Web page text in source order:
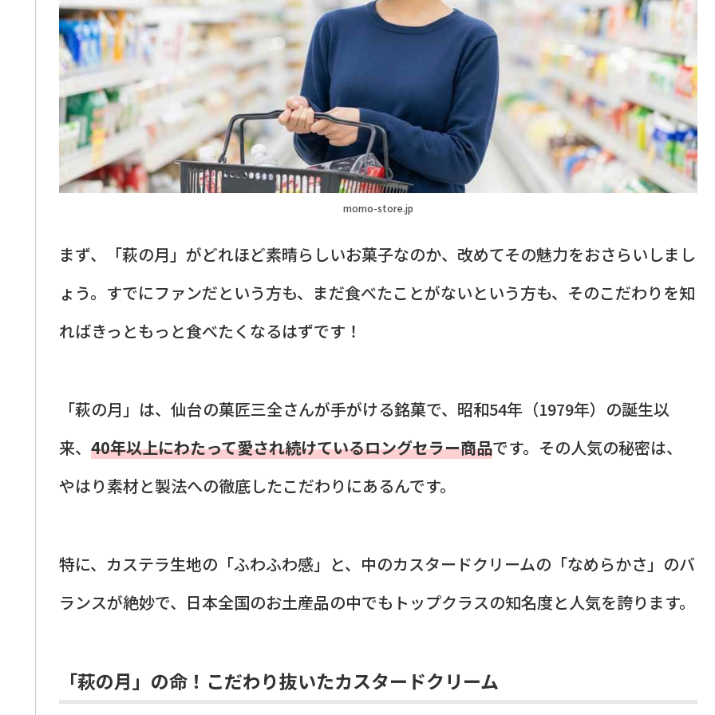
momo-store.jp
まず、「萩の月」がどれほど素晴らしいお菓子なのか、改めてその魅力をおさらいしまし
ょう。すでにファンだという方も、まだ食べたことがないという方も、そのこだわりを知
ればきっともっと食べたくなるはずです！
「萩の月」は、仙台の菓匠三全さんが手がける銘菓で、昭和54年（1979年）の誕生以
来、 40年以上にわたって愛され続けているロングセラー商品です。その人気の秘密は、
やはり素材と製法への徹底したこだわりにあるんです。
特に、カステラ生地の「ふわふわ感」と、中のカスタードクリームの「なめらかさ」のバ
ランスが絶妙で、日本全国のお土産品の中でもトップクラスの知名度と人気を誇ります。
「萩の月」の命！こだわり抜いたカスタードクリーム